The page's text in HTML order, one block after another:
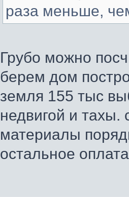
раза меньше,
Грубо можно
берем дом
земля 155 тыс
недвигой и тахы.
материалы
остальное